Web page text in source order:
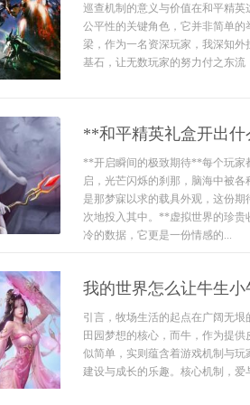
巡查机制的意义与价值在和平精
公平性的关键角色，它并非简单
梁，作为一名资深玩家，我深知
基石，让无数玩家的努力付之东
**和平精英礼盒开出
**开启瞬间的极致期待**每个玩家
启，光芒闪烁的刹那，脑海中被
是那梦寐以求的载具外观，这份
次地投入其中。**虚拟世界的珍
冷的数据，它更是一份情感的...
我的世界怎么让牛生
引言，牧场生活的起点在广阔无
田园梦想的核心，而牛，作为提
似简单，实则蕴含着游戏机制与
建设与成长的乐趣。核心机制，